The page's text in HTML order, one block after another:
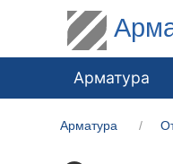
Арматура
Арматура